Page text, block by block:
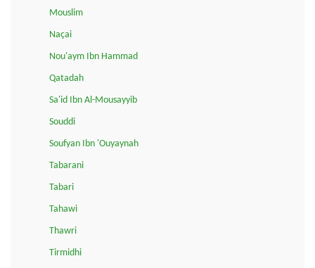
Mouslim
Naçai
Nou'aym Ibn Hammad
Qatadah
Sa'id Ibn Al-Mousayyib
Souddi
Soufyan Ibn 'Ouyaynah
Tabarani
Tabari
Tahawi
Thawri
Tirmidhi